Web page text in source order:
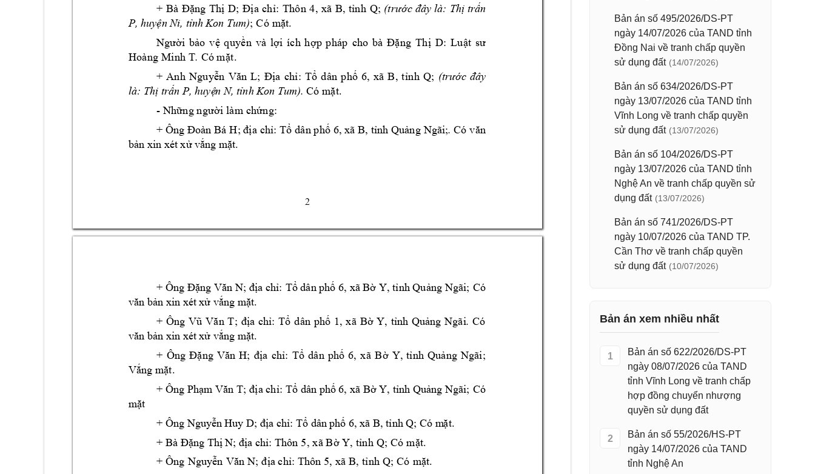
2
+ Bà Đặng Thị D; Địa chỉ: Thôn 4, xã B, tỉnh Q; (trước đây là: Thị trấn
P, huyện Ni, tỉnh Kon Tum); Có mặt.
Người bảo vệ quyền và lợi ích hợp pháp cho bà Đặng Thị D: Luật sư
Hoàng Minh T. Có mặt.
+ Anh Nguyễn Văn L; Địa chỉ: Tổ dân phố 6, xã B, tỉnh Q; (trước đây
là: Thị trấn P, huyện N, tỉnh Kon Tum). Có mặt.
- Những người làm chứng:
+ Ông Đoàn Bá H; địa chỉ: Tổ dân phố 6, xã B, tỉnh Quảng Ngãi;. Có văn
bản xin xét xử vắng mặt.
+ Ông Đặng Văn N; địa chỉ: Tổ dân phố 6, xã Bờ Y, tỉnh Quảng Ngãi; Có
văn bản xin xét xử vắng mặt.
+ Ông Vũ Văn T; địa chỉ: Tổ dân phố 1, xã Bờ Y, tỉnh Quảng Ngãi. Có
văn bản xin xét xử vắng mặt.
+ Ông Đặng Văn H; địa chỉ: Tổ dân phố 6, xã Bờ Y, tỉnh Quảng Ngãi;
Vắng mặt.
+ Ông Phạm Văn T; địa chỉ: Tổ dân phố 6, xã Bờ Y, tỉnh Quảng Ngãi; Có
mặt
+ Ông Nguyễn Huy D; địa chỉ: Tổ dân phố 6, xã B, tỉnh Q; Có mặt.
+ Bà Đặng Thị N; địa chỉ: Thôn 5, xã Bờ Y, tỉnh Q; Có mặt.
+ Ông Nguyễn Văn N; địa chỉ: Thôn 5, xã B, tỉnh Q; Có mặt.
Bản án số 495/2026/DS-PT
ngày 14/07/2026 của TAND tỉnh
Đồng Nai về tranh chấp quyền
sử dụng đất (14/07/2026)
Bản án số 634/2026/DS-PT
ngày 13/07/2026 của TAND tỉnh
Vĩnh Long về tranh chấp quyền
sử dụng đất (13/07/2026)
Bản án số 104/2026/DS-PT
ngày 13/07/2026 của TAND tỉnh
Nghệ An về tranh chấp quyền sử
dụng đất (13/07/2026)
Bản án số 741/2026/DS-PT
ngày 10/07/2026 của TAND TP.
Cần Thơ về tranh chấp quyền
sử dụng đất (10/07/2026)
Bản án xem nhiều nhất
1
Bản án số 622/2026/DS-PT
ngày 08/07/2026 của TAND
tỉnh Vĩnh Long về tranh chấp
hợp đồng chuyển nhượng
quyền sử dụng đất
2
Bản án số 55/2026/HS-PT
ngày 14/07/2026 của TAND
tỉnh Nghệ An